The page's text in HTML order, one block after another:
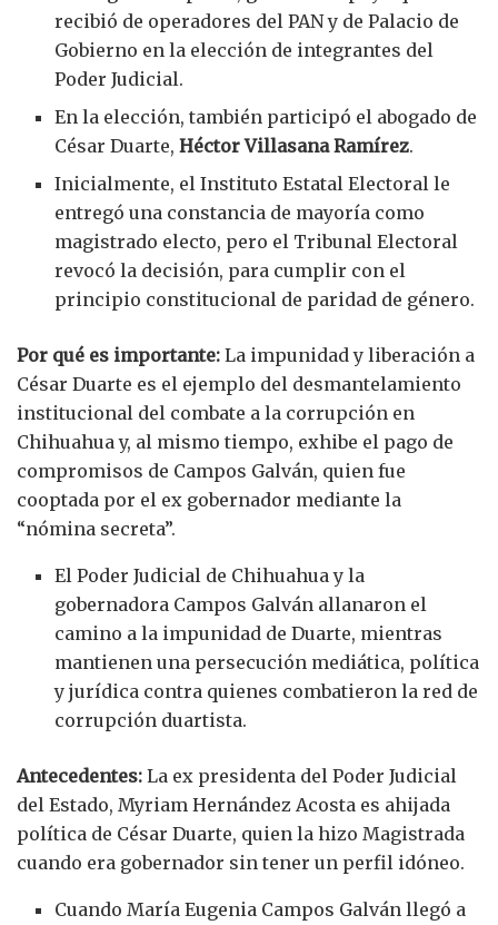
recibió de operadores del PAN y de Palacio de
Gobierno en la elección de integrantes del
Poder Judicial.
En la elección, también participó el abogado de
César Duarte,Héctor Villasana Ramírez.
Inicialmente, el Instituto Estatal Electoral le
entregó una constancia de mayoría como
magistrado electo, pero el Tribunal Electoral
revocó la decisión, para cumplir con el
principio constitucional de paridad de género.
Por qué es importante: La impunidad y liberación a
César Duarte es el ejemplo del desmantelamiento
institucional del combate a la corrupción en
Chihuahua y, al mismo tiempo, exhibe el pago de
compromisos de Campos Galván, quien fue
cooptada por el ex gobernador mediante la
“nómina secreta”.
El Poder Judicial de Chihuahua y la
gobernadora Campos Galván allanaron el
camino a la impunidad de Duarte, mientras
mantienen una persecución mediática, política
y jurídica contra quienes combatieron la red de
corrupción duartista.
Antecedentes: La ex presidenta del Poder Judicial
del Estado, Myriam Hernández Acosta es ahijada
política de César Duarte, quien la hizo Magistrada
cuando era gobernador sin tener un perfil idóneo.
Cuando María Eugenia Campos Galván llegó a